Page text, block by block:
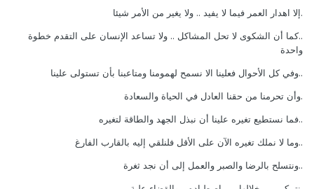
.إلا اهدار العمر فيما لا يفيد .. ولا يغير من الأمر شيئا
..كما أن الشكوى لا تحل المشاكل .. ولا تساعد الإنسان على التقدم خطوة
واحدة
..وفي كل الأحوال فعلينا الا نسمح لهمومنا ومتاعبنا بأن تستولى علينا
.وأن تحرمنا من حقنا العادل في الحياة والسعادة
..فما نستطيع تغيره علينا أن نبذل الجهد والطاقة لتغيره
..وما لا نملك تغيره الآن على الأقل فلنلقي إليه بالقارب الفارغ
..ونتسلح بالرضا والصبر والعمل إلى أن نجد ثغرة